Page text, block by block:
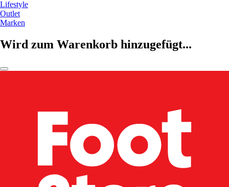
Lifestyle
Outlet
Marken
Wird zum Warenkorb hinzugefügt...